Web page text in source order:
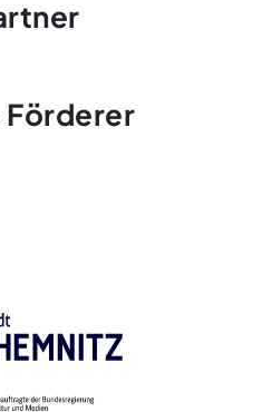
Förderer